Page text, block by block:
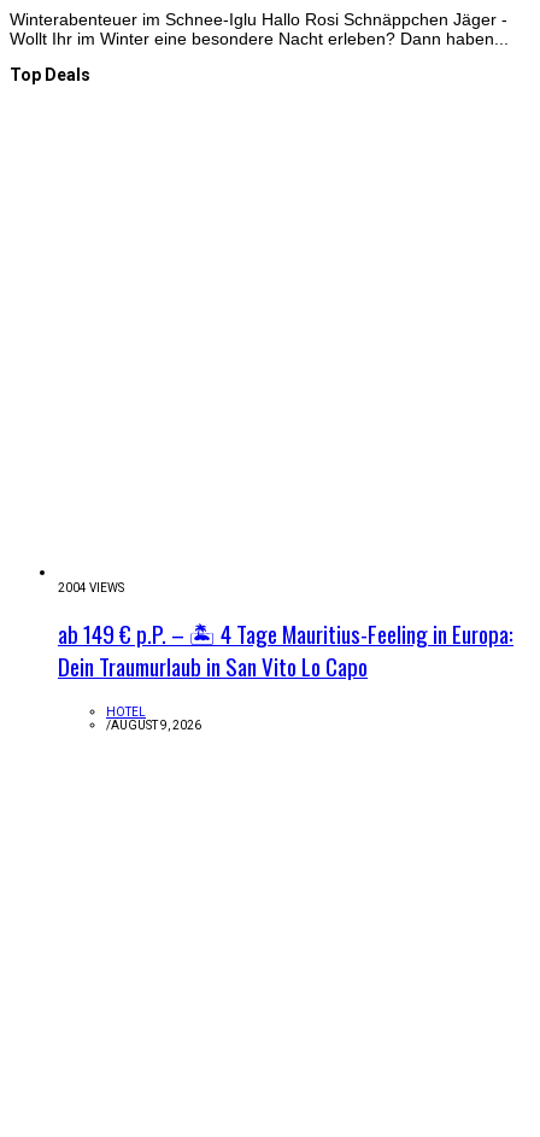
Winterabenteuer im Schnee-Iglu Hallo Rosi Schnäppchen Jäger -
Wollt Ihr im Winter eine besondere Nacht erleben? Dann haben...
Top Deals
2004 VIEWS
ab 149 € p.P. – 🏝️ 4 Tage Mauritius-Feeling in Europa:
Dein Traumurlaub in San Vito Lo Capo
HOTEL
/AUGUST 9, 2026